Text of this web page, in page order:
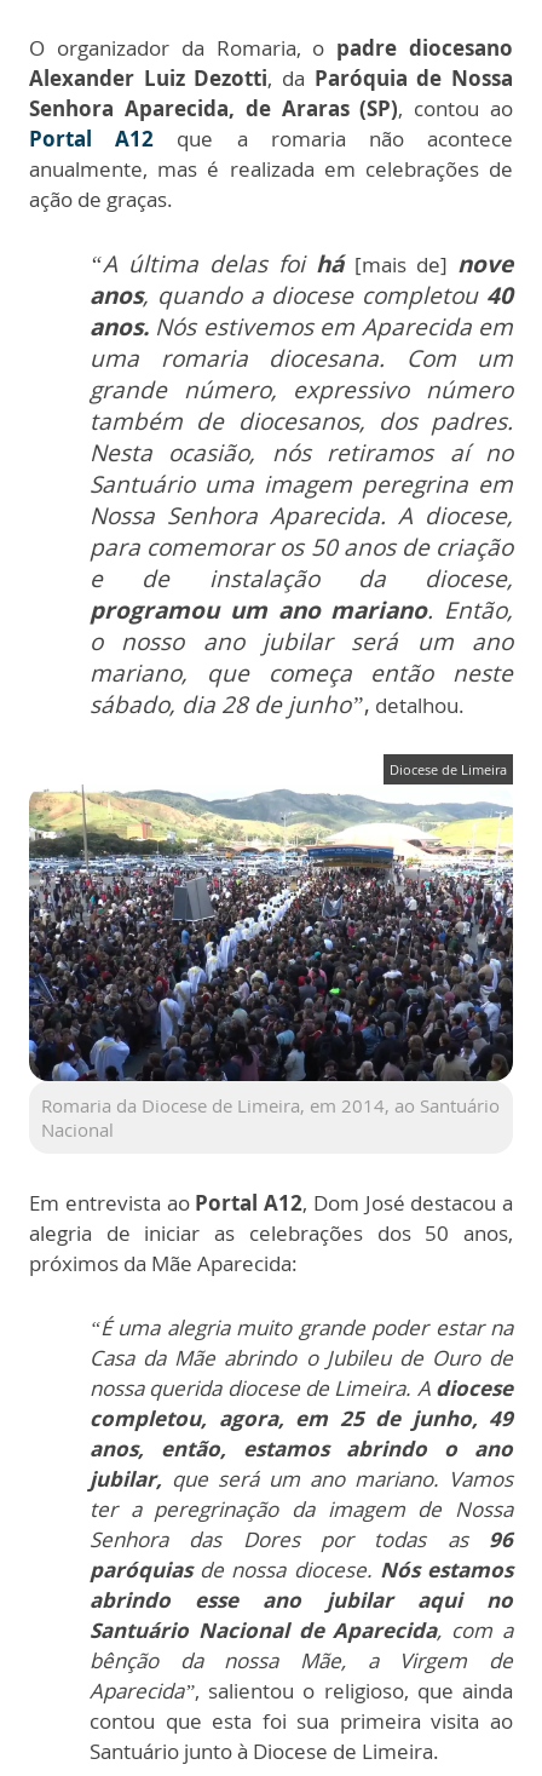
O organizador da Romaria, o padre diocesano
Alexander Luiz Dezotti, da Paróquia de Nossa
Senhora Aparecida, de Araras (SP), contou ao
Portal A12 que a romaria não acontece
anualmente, mas é realizada em celebrações de
ação de graças.
“A última delas foi há [mais de] nove
anos, quando a diocese completou 40
anos. Nós estivemos em Aparecida em
uma romaria diocesana. Com um
grande número, expressivo número
também de diocesanos, dos padres.
Nesta ocasião, nós retiramos aí no
Santuário uma imagem peregrina em
Nossa Senhora Aparecida. A diocese,
para comemorar os 50 anos de criação
e de instalação da diocese,
programou um ano mariano. Então,
o nosso ano jubilar será um ano
mariano, que começa então neste
sábado, dia 28 de junho”, detalhou.
Diocese de Limeira
Romaria da Diocese de Limeira, em 2014, ao Santuário
Nacional
Em entrevista ao Portal A12, Dom José destacou a
alegria de iniciar as celebrações dos 50 anos,
próximos da Mãe Aparecida:
“É uma alegria muito grande poder estar na
Casa da Mãe abrindo o Jubileu de Ouro de
nossa querida diocese de Limeira. A diocese
completou, agora, em 25 de junho, 49
anos, então, estamos abrindo o ano
jubilar, que será um ano mariano. Vamos
ter a peregrinação da imagem de Nossa
Senhora das Dores por todas as96
paróquias de nossa diocese. Nós estamos
abrindo esse ano jubilar aqui no
Santuário Nacional de Aparecida, com a
bênção da nossa Mãe, a Virgem de
Aparecida”, salientou o religioso, que ainda
contou que esta foi sua primeira visita ao
Santuário junto à Diocese de Limeira.